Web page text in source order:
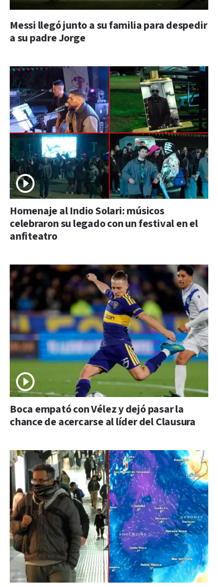
Messi llegó junto a su familia para despedir
a su padre Jorge
Homenaje al Indio Solari: músicos
celebraron su legado con un festival en el
anfiteatro
Boca empató con Vélez y dejó pasar la
chance de acercarse al líder del Clausura